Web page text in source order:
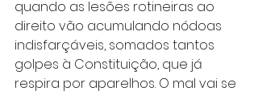
quando as lesões rotineiras ao
direito vão acumulando nódoas
indisfarçáveis, somados tantos
golpes à Constituição, que já
respira por aparelhos. O mal vai se